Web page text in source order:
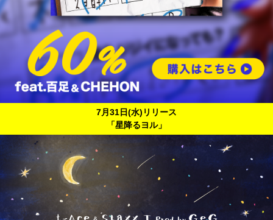
7月31日(水)リリース
「星降るヨル」